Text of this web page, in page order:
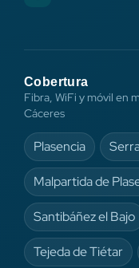
Cobertura
Fibra, WiFi y móvil en
Cáceres
Plasencia
Malpartida de
Santibáñez el Bajo
Tejeda de Tiétar